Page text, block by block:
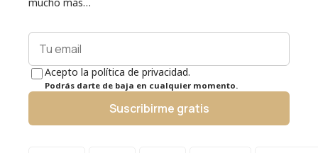
Acepto la política de privacidad.
Podrás darte de baja en cualquier momento.
Suscribirme gratis